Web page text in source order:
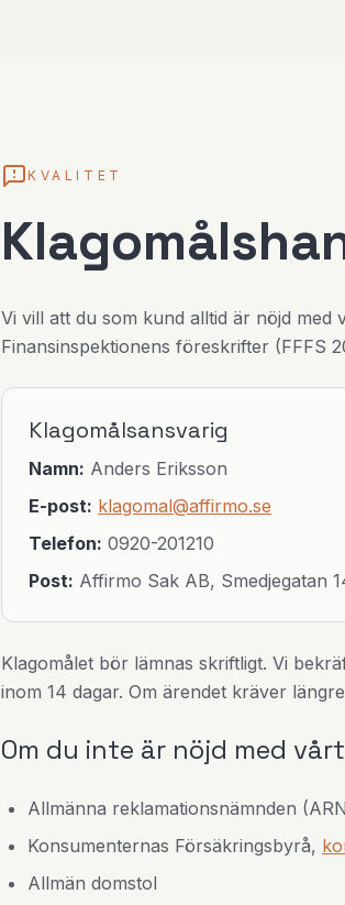
KVALITET
Vi vill att du som kund alltid är nöjd
Finansinspektionens föreskrifter (FFFS
Klagomålsansvarig
Namn: Anders Eriksson
E-post: klagomal@affirmo.se
Telefon: 0920-201210
Post: Affirmo Sak AB, Smedjegatan
Klagomålet bör lämnas skriftligt. Vi
inom 14 dagar. Om ärendet kräver
Om du inte är nöjd med
Allmänna reklamationsnämnden
Konsumenternas Försäkringsbyrå,
Allmän domstol